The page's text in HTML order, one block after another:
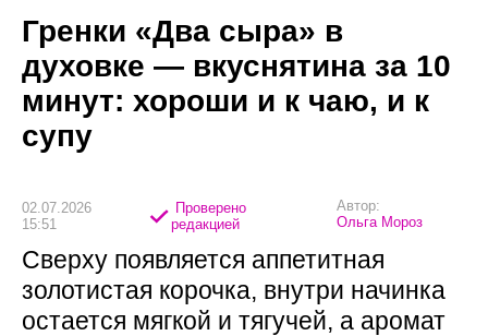
Гренки «Два сыра» в
духовке — вкуснятина за 10
минут: хороши и к чаю, и к
супу
02.07.2026
15:51
Проверено
редакцией
Автор:
Ольга Мороз
Сверху появляется аппетитная
золотистая корочка, внутри начинка
остается мягкой и тягучей, а аромат